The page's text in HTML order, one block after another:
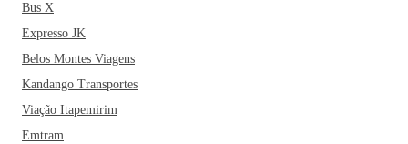
Bus X
Expresso JK
Belos Montes Viagens
Kandango Transportes
Viação Itapemirim
Emtram